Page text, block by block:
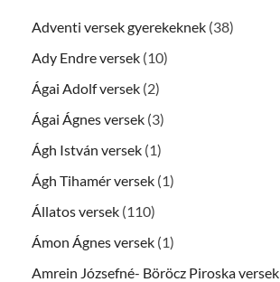
Adventi versek gyerekeknek (38)
Ady Endre versek (10)
Ágai Adolf versek (2)
Ágai Ágnes versek (3)
Ágh István versek (1)
Ágh Tihamér versek (1)
Állatos versek (110)
Ámon Ágnes versek (1)
Amrein Józsefné- Böröcz Piroska versek